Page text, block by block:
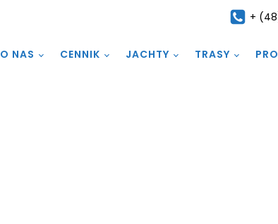
+
O NAS CENNIK JACHTY TRASY